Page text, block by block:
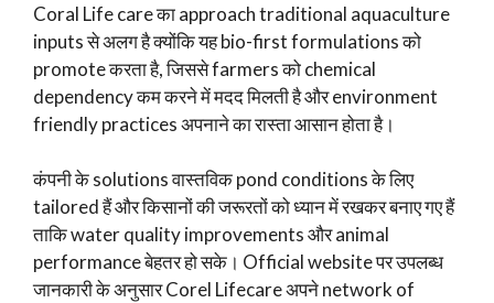
Coral Life care का approach traditional aquaculture
inputs से अलग है क्योंकि यह bio-first formulations को
promote करता है, जिससे farmers को chemical
dependency कम करने में मदद मिलती है और environment
friendly practices अपनाने का रास्ता आसान होता है।
कंपनी के solutions वास्तविक pond conditions के लिए
tailored हैं और किसानों की जरूरतों को ध्यान में रखकर बनाए गए हैं
ताकि water quality improvements और animal
performance बेहतर हो सके। Official website पर उपलब्ध
जानकारी के अनुसार Corel Lifecare अपने network of